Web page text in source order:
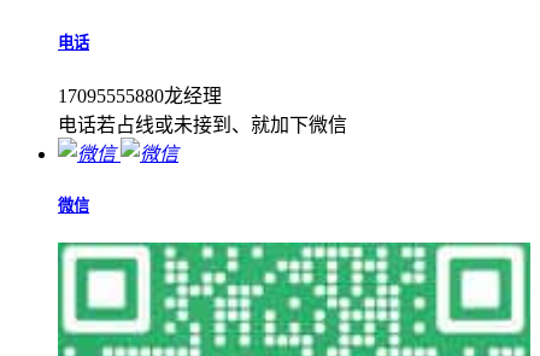
电话
17095555880龙经理
电话若占线或未接到、就加下微信
微信